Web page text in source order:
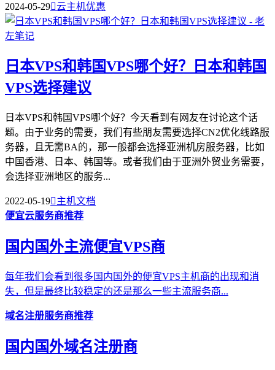
2024-05-29云主机优惠
日本VPS和韩国VPS哪个好？日本和韩国
VPS选择建议
日本VPS和韩国VPS哪个好？今天看到有网友在讨论这个话
题。由于业务的需要，我们有些朋友需要选择CN2优化线路服
务器，且无需BA的，那一般都会选择亚洲机房服务器，比如
中国香港、日本、韩国等。或者我们由于亚洲外贸业务需要，
会选择亚洲地区的服务...
2022-05-19主机文档
便宜云服务商推荐
国内国外主流便宜VPS商
每年我们会看到很多国内国外的便宜VPS主机商的出现和消
失，但是最终比较稳定的还是那么一些主流服务商...
域名注册服务商推荐
国内国外域名注册商